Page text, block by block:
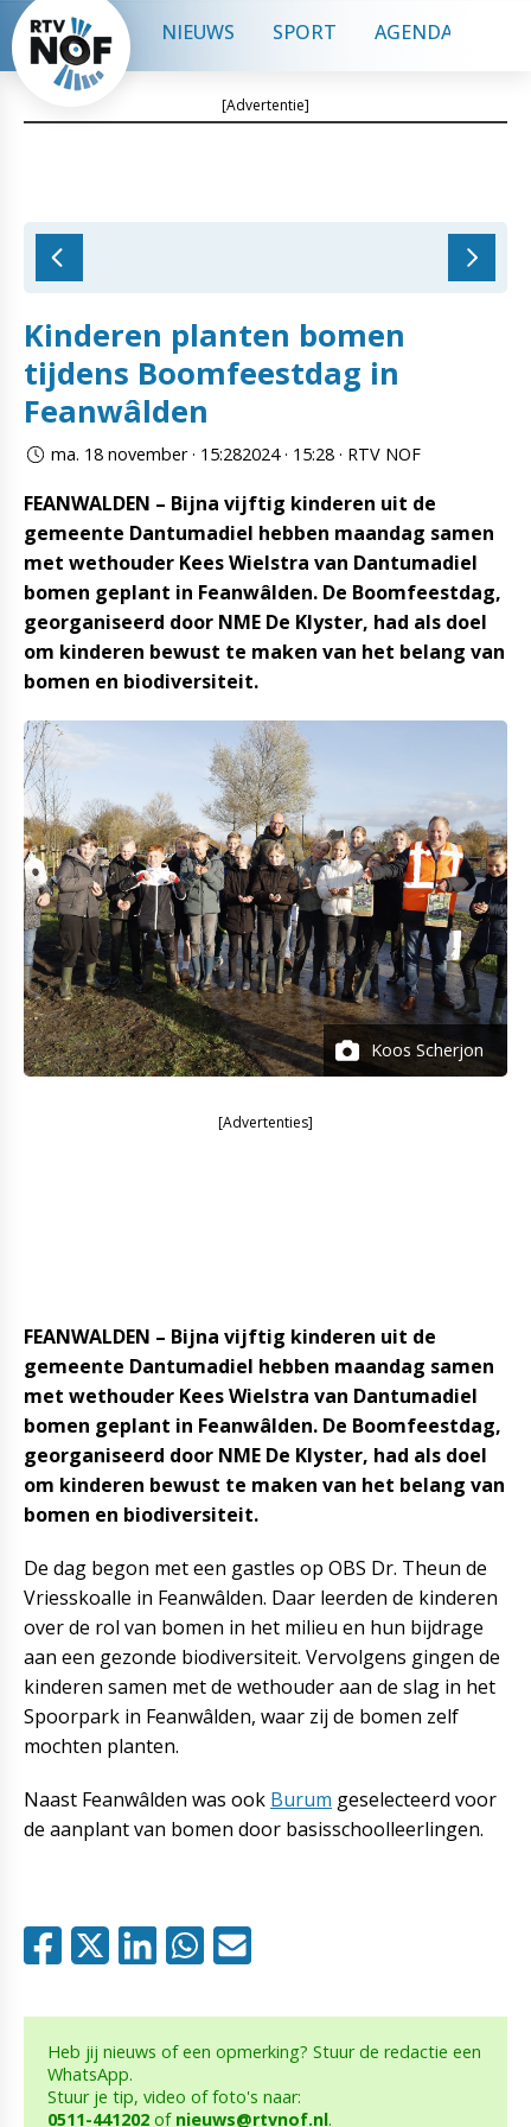
NIEUWS SPORT AGENDA
[Advertentie]
Kinderen planten bomen
tijdens Boomfeestdag in
Feanwâlden
ma. 18 november · 15:282024 · 15:28 · RTV NOF
FEANWALDEN – Bijna vijftig kinderen uit de
gemeente Dantumadiel hebben maandag samen
met wethouder Kees Wielstra van Dantumadiel
bomen geplant in Feanwâlden. De Boomfeestdag,
georganiseerd door NME De Klyster, had als doel
om kinderen bewust te maken van het belang van
bomen en biodiversiteit.
Koos Scherjon
[Advertenties]
FEANWALDEN – Bijna vijftig kinderen uit de
gemeente Dantumadiel hebben maandag samen
met wethouder Kees Wielstra van Dantumadiel
bomen geplant in Feanwâlden. De Boomfeestdag,
georganiseerd door NME De Klyster, had als doel
om kinderen bewust te maken van het belang van
bomen en biodiversiteit.
De dag begon met een gastles op OBS Dr. Theun de
Vriesskoalle in Feanwâlden. Daar leerden de kinderen
over de rol van bomen in het milieu en hun bijdrage
aan een gezonde biodiversiteit. Vervolgens gingen de
kinderen samen met de wethouder aan de slag in het
Spoorpark in Feanwâlden, waar zij de bomen zelf
mochten planten.
Naast Feanwâlden was ook Burum geselecteerd voor
de aanplant van bomen door basisschoolleerlingen.
Heb jij nieuws of een opmerking? Stuur de redactie een
WhatsApp.
Stuur je tip, video of foto's naar:
0511-441202 of nieuws@rtvnof.nl.